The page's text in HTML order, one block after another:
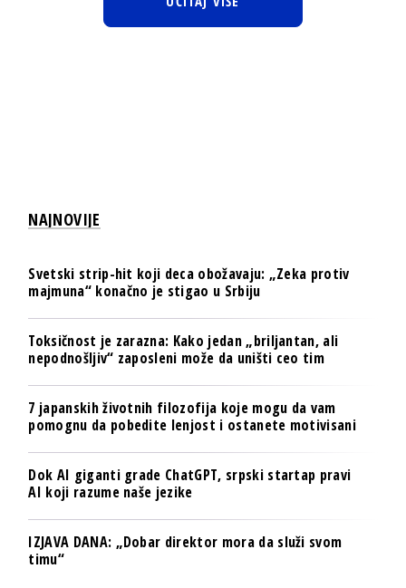
NAJNOVIJE
Svetski strip-hit koji deca obožavaju: „Zeka protiv
majmuna“ konačno je stigao u Srbiju
Toksičnost je zarazna: Kako jedan „briljantan, ali
nepodnošljiv“ zaposleni može da uništi ceo tim
7 japanskih životnih filozofija koje mogu da vam
pomognu da pobedite lenjost i ostanete motivisani
Dok AI giganti grade ChatGPT, srpski startap pravi
AI koji razume naše jezike
IZJAVA DANA: „Dobar direktor mora da služi svom
timu“